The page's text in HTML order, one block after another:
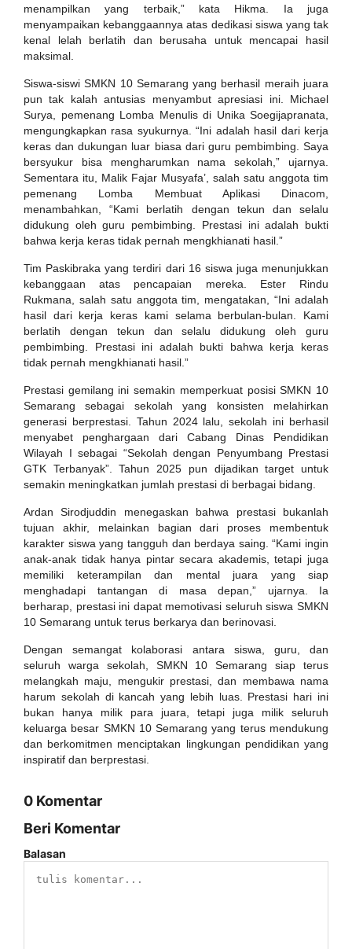
menampilkan yang terbaik,” kata Hikma. Ia juga
menyampaikan kebanggaannya atas dedikasi siswa yang tak
kenal lelah berlatih dan berusaha untuk mencapai hasil
maksimal.
Siswa-siswi SMKN 10 Semarang yang berhasil meraih juara
pun tak kalah antusias menyambut apresiasi ini. Michael
Surya, pemenang Lomba Menulis di Unika Soegijapranata,
mengungkapkan rasa syukurnya. “Ini adalah hasil dari kerja
keras dan dukungan luar biasa dari guru pembimbing. Saya
bersyukur bisa mengharumkan nama sekolah,” ujarnya.
Sementara itu, Malik Fajar Musyafa’, salah satu anggota tim
pemenang Lomba Membuat Aplikasi Dinacom,
menambahkan, “Kami berlatih dengan tekun dan selalu
didukung oleh guru pembimbing. Prestasi ini adalah bukti
bahwa kerja keras tidak pernah mengkhianati hasil.”
Tim Paskibraka yang terdiri dari 16 siswa juga menunjukkan
kebanggaan atas pencapaian mereka. Ester Rindu
Rukmana, salah satu anggota tim, mengatakan, “Ini adalah
hasil dari kerja keras kami selama berbulan-bulan. Kami
berlatih dengan tekun dan selalu didukung oleh guru
pembimbing. Prestasi ini adalah bukti bahwa kerja keras
tidak pernah mengkhianati hasil.”
Prestasi gemilang ini semakin memperkuat posisi SMKN 10
Semarang sebagai sekolah yang konsisten melahirkan
generasi berprestasi. Tahun 2024 lalu, sekolah ini berhasil
menyabet penghargaan dari Cabang Dinas Pendidikan
Wilayah I sebagai “Sekolah dengan Penyumbang Prestasi
GTK Terbanyak”. Tahun 2025 pun dijadikan target untuk
semakin meningkatkan jumlah prestasi di berbagai bidang.
Ardan Sirodjuddin menegaskan bahwa prestasi bukanlah
tujuan akhir, melainkan bagian dari proses membentuk
karakter siswa yang tangguh dan berdaya saing. “Kami ingin
anak-anak tidak hanya pintar secara akademis, tetapi juga
memiliki keterampilan dan mental juara yang siap
menghadapi tantangan di masa depan,” ujarnya. Ia
berharap, prestasi ini dapat memotivasi seluruh siswa SMKN
10 Semarang untuk terus berkarya dan berinovasi.
Dengan semangat kolaborasi antara siswa, guru, dan
seluruh warga sekolah, SMKN 10 Semarang siap terus
melangkah maju, mengukir prestasi, dan membawa nama
harum sekolah di kancah yang lebih luas. Prestasi hari ini
bukan hanya milik para juara, tetapi juga milik seluruh
keluarga besar SMKN 10 Semarang yang terus mendukung
dan berkomitmen menciptakan lingkungan pendidikan yang
inspiratif dan berprestasi.
0 Komentar
Beri Komentar
Balasan